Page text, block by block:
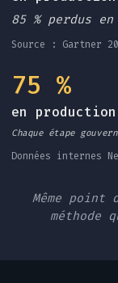
85 % perdus
Source : Gartner
75 %
en
Chaque étape
Données internes
Même
méthode